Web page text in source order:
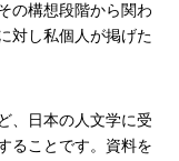
の構想段階から関わ
対し私個人が掲げた
、日本の人文学に受
ることです。資料を